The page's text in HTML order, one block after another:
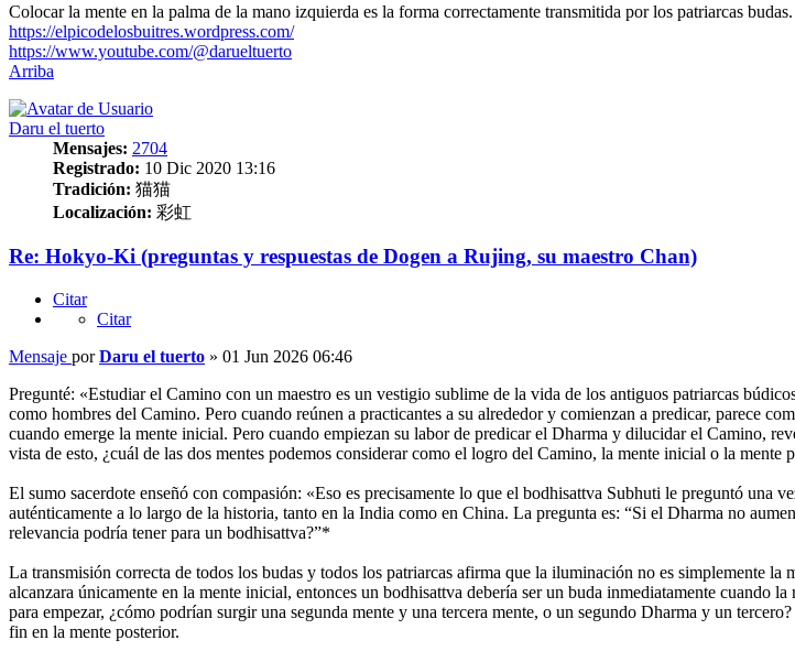
Colocar la mente en la palma de la mano izquierda es la forma correctamente transmitida por los patriarcas budas.
https://elpicodelosbuitres.wordpress.com/
https://www.youtube.com/@darueltuerto
Arriba
Daru el tuerto
Mensajes: 2704
Registrado: 10 Dic 2020 13:16
Tradición: 猫猫
Localización: 彩虹
Re: Hokyo-Ki (preguntas y respuestas de Dogen a Rujing, su maestro Chan)
Citar
Citar
Mensaje porDaru el tuerto » 01 Jun 2026 06:46
Pregunté: «Estudiar el Camino con un maestro es un vestigio sublime de la vida de los antiguos patriarcas
como hombres del Camino. Pero cuando reúnen a practicantes a su alrededor y comienzan a predicar, parece
cuando emerge la mente inicial. Pero cuando empiezan su labor de predicar el Dharma y dilucidar el Camino,
vista de esto, ¿cuál de las dos mentes podemos considerar como el logro del Camino, la mente inicial o la mente
El sumo sacerdote enseñó con compasión: «Eso es precisamente lo que el bodhisattva Subhuti le preguntó una
auténticamente a lo largo de la historia, tanto en la India como en China. La pregunta es: “Si el Dharma no
relevancia podría tener para un bodhisattva?”*
La transmisión correcta de todos los budas y todos los patriarcas afirma que la iluminación no es simplemente
alcanzara únicamente en la mente inicial, entonces un bodhisattva debería ser un buda inmediatamente cuando
para empezar, ¿cómo podrían surgir una segunda mente y una tercera mente, o un segundo Dharma y un
fin en la mente posterior.